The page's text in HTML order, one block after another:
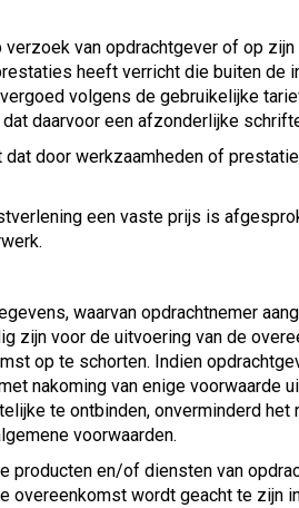
verzoek van opdrachtgever of op
heeft verricht die buiten de
volgens de gebruikelijke
dat daarvoor een afzonderlijke
dat door werkzaamheden of
een vaste prijs is
waarvan opdrachtnemer
zijn voor de uitvoering van de
op te schorten. Indien
nakoming van enige voorwaarde
te ontbinden, onverminderd
voorwaarden.
producten en/of diensten van
overeenkomst wordt geacht te zijn